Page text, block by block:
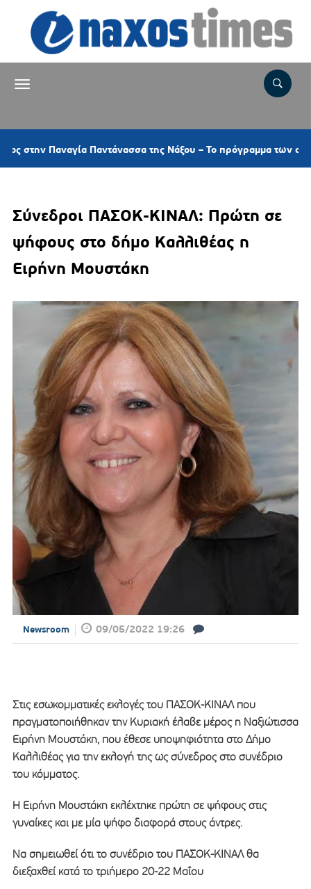
Παντάνασσα της Νάξου – Το πρόγραμμα των ακολουθιών
Σύνεδροι ΠΑΣΟΚ-ΚΙΝΑΛ: Πρώτη σε
ψήφους στο δήμο Καλλιθέας η
Ειρήνη Μουστάκη
Newsroom 09/05/2022 19:26
Στις εσωκομματικές εκλογές του ΠΑΣΟΚ-ΚΙΝΑΛ που
πραγματοποιήθηκαν την Κυριακή έλαβε μέρος η Ναξιώτισσα
Ειρήνη Μουστάκη, που έθεσε υποψηφιότητα στο Δήμο
Καλλιθέας για την εκλογή της ως σύνεδρος στο συνέδριο
του κόμματος.
Η Ειρήνη Μουστάκη εκλέχτηκε πρώτη σε ψήφους στις
γυναίκες και με μία ψήφο διαφορά στους άντρες.
Να σημειωθεί ότι το συνέδριο του ΠΑΣΟΚ-ΚΙΝΑΛ θα
διεξαχθεί κατά το τριήμερο 20-22 Μαΐου